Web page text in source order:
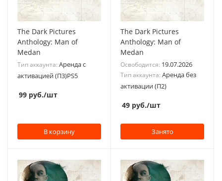
The Dark Pictures
Anthology: Man of
Medan
Тип аккаунта: Аренда с
активацией (П3)PS5
99 руб./шт
В корзину
The Dark Pictures
Anthology: Man of
Medan
Освободится: 19.07.2026
Тип аккаунта: Аренда без
активации (П2)
49 руб./шт
Занято